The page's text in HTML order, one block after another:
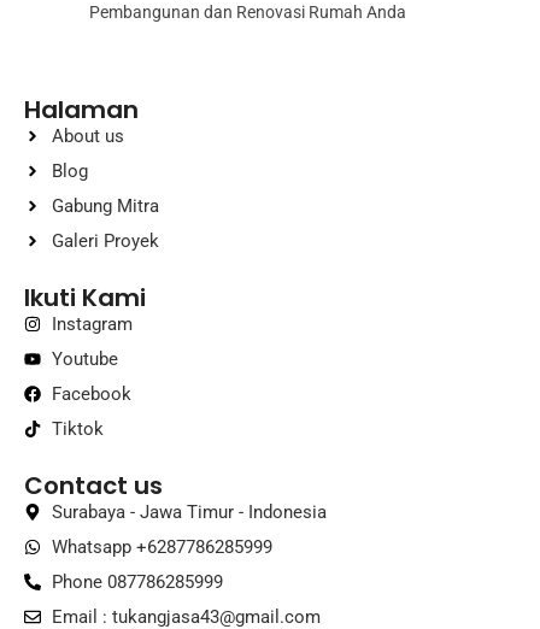
Pembangunan dan Renovasi Rumah Anda
Halaman
About us
Blog
Gabung Mitra
Galeri Proyek
Ikuti Kami
Instagram
Youtube
Facebook
Tiktok
Contact us
Surabaya - Jawa Timur - Indonesia
Whatsapp +6287786285999
Phone 087786285999
Email : tukangjasa43@gmail.com